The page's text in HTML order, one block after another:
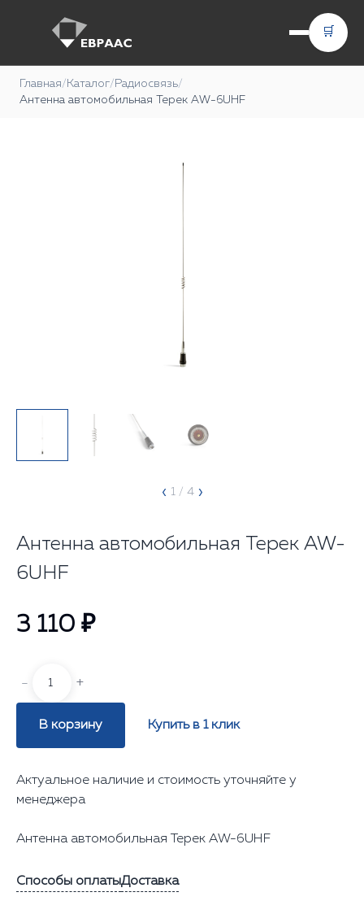
🛒
Главная/ Каталог/ Радиосвязь/
Антенна автомобильная Терек AW-6UHF
‹ 1 / 4 ›
Антенна автомобильная Терек AW-
6UHF
3 110 ₽
- +
В корзину Купить в 1 клик
Актуальное наличие и стоимость уточняйте у
менеджера
Антенна автомобильная Терек AW-6UHF
Способы оплатыДоставка